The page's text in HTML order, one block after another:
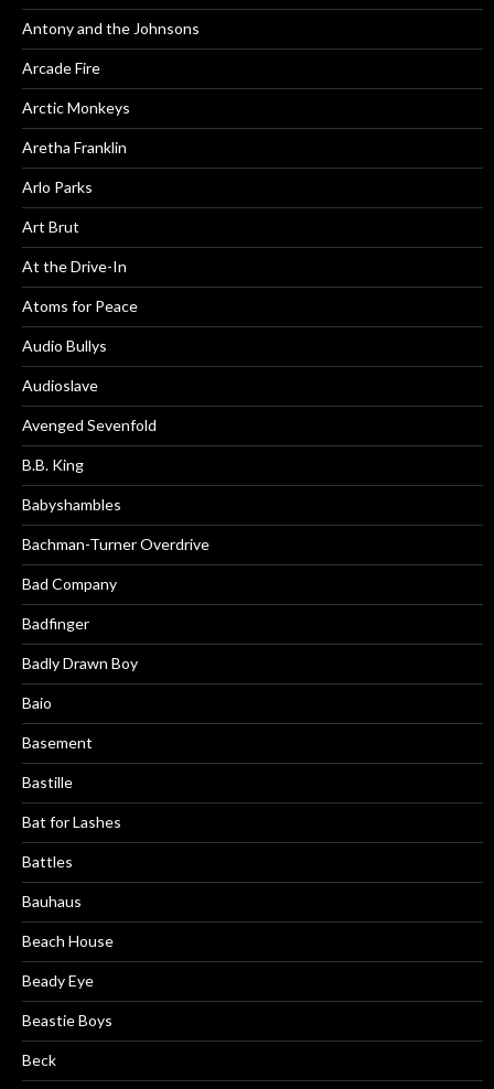
Antony and the Johnsons
Arcade Fire
Arctic Monkeys
Aretha Franklin
Arlo Parks
Art Brut
At the Drive-In
Atoms for Peace
Audio Bullys
Audioslave
Avenged Sevenfold
B.B. King
Babyshambles
Bachman-Turner Overdrive
Bad Company
Badfinger
Badly Drawn Boy
Baio
Basement
Bastille
Bat for Lashes
Battles
Bauhaus
Beach House
Beady Eye
Beastie Boys
Beck